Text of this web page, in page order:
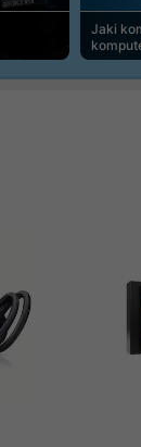
Jaki